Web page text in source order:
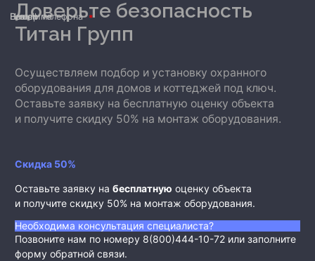
Доверьте безопасность
Титан Групп
Осуществляем подбор и установку охранного
оборудования для домов и коттеджей под ключ.
Оставьте заявку на бесплатную оценку объекта
и получите скидку 50% на монтаж оборудования.
Скидка 50%
Оставьте заявку на бесплатную оценку объекта
и получите скидку 50% на монтаж оборудования.
Необходима консультация специалиста?
Позвоните нам по номеру 8(800)444-10-72 или заполните
форму обратной связи.
Ваше имя
Номер телефона
E-mail